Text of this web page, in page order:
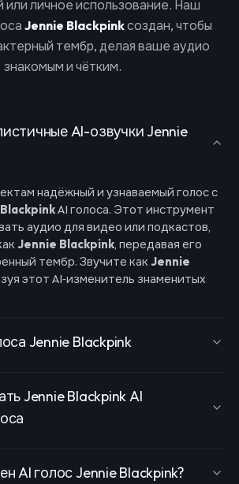
или личное использование. Наш
Jennie Blackpinkсоздан, чтобы
тембр, делая ваше аудио
знакомым и чётким.
AI-озвучки Jennie
надёжный и узнаваемый голос с
AI голоса. Этот инструмент
аудио для видео или подкастов,
Jennie Blackpink, передавая его
тембр. Звучите какJennie
этот AI‑изменитель знаменитых
Jennie Blackpink
Jennie Blackpink AI
AI голос Jennie Blackpink?